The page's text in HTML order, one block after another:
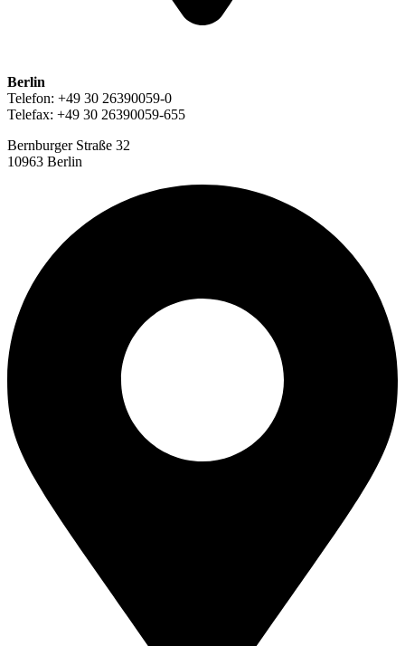
Berlin
Telefon: +49 30 26390059-0
Telefax: +49 30 26390059-655
Bernburger Straße 32
10963 Berlin